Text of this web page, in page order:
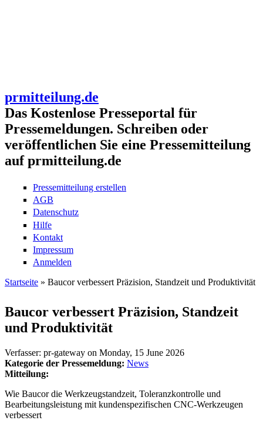
prmitteilung.de
Das Kostenlose Presseportal für
Pressemeldungen. Schreiben oder
veröffentlichen Sie eine Pressemitteilung
auf prmitteilung.de
Pressemitteilung erstellen
AGB
Datenschutz
Hilfe
Kontakt
Impressum
Anmelden
Startseite » Baucor verbessert Präzision, Standzeit und Produktivität
Baucor verbessert Präzision, Standzeit
und Produktivität
Verfasser: pr-gateway on Monday, 15 June 2026
Kategorie der Pressemeldung: News
Mitteilung:
Wie Baucor die Werkzeugstandzeit, Toleranzkontrolle und
Bearbeitungsleistung mit kundenspezifischen CNC-Werkzeugen
verbessert